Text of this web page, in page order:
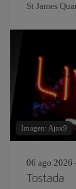
St James
Imagen: Ajax9
06 ago 2026
Tostada